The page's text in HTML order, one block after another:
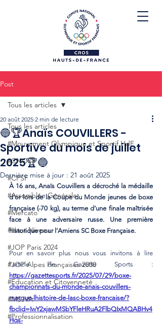
Post
Tous les articles
#Mouvement Olympique et Sportif HdF
#CNOSF
#CPSF
#Assemblée Générale
#Mercato
#Haut Niveau
#JOP Paris 2024
#JOP Alpes Françaises 2030
#Éducation et Citoyenneté
#MSJVA
#Professionnalisation
Tous les articles
🔵🏆Anaïs COUVILLERS -
Sportive du mois de juillet
2025🏆🔵
20 août 2025 2 min de lecture
Dernière mise à jour : 21 août 2025
À 16 ans, Anaïs Couvillers a décroché la médaille
d’or lors de la Coupe du Monde jeunes de boxe
française (-70 kg), au terme d’une finale maîtrisée
face à une adversaire russe. Une première
historique pour l’Amiens SC Boxe Française.
Pour en savoir plus nous vous invitons à lire
https://gazettesports.fr/2025/07/29/boxe-
championnats-du-monde-anais-couvillers-
marque-lhistoire-de-lasc-boxe-francaise/?
fbclid=IwY2xjawMSbYFleHRuA2FlbQIxMQABHv4
Hqs-